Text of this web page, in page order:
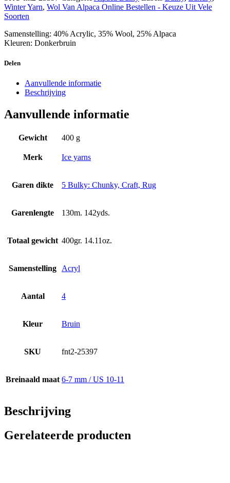
Winter Yarn, Wol Van Alpaca Online Bestellen - Keuze Uit Vele
Soorten
Samenstelling: 40% Acrylic, 35% Wool, 25% Alpaca
Kleuren: Donkerbruin
Delen
Aanvullende informatie
Beschrijving
Aanvullende informatie
Gewicht 400 g
Merk Ice yarns
Garen dikte 5 Bulky: Chunky, Craft, Rug
Garenlengte 130m. 142yds.
Totaal gewicht 400gr. 14.11oz.
Samenstelling Acryl
Aantal 4
Kleur Bruin
SKU fnt2-25397
Breinaald maat 6-7 mm / US 10-11
Beschrijving
Gerelateerde producten